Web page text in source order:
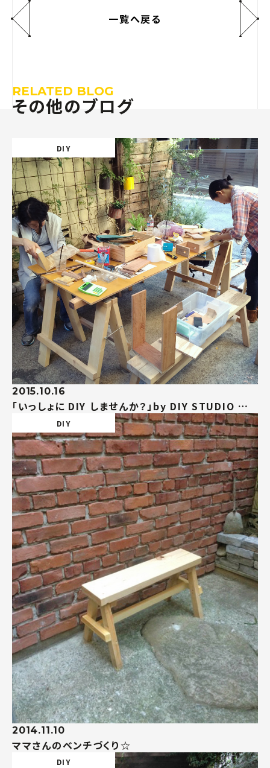
一覧へ戻る
RELATED BLOG
その他のブログ
2015.10.16
「いっしょに DIY しませんか？」by DIY STUDIO 中
DIY
2014.11.10
ママさんのベンチづくり☆
DIY
DIY